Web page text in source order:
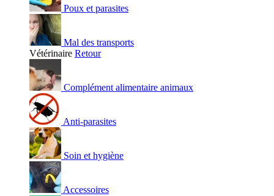
Poux et parasites
Mal des transports
Vétérinaire Retour
Complément alimentaire animaux
Anti-parasites
Soin et hygiène
Accessoires